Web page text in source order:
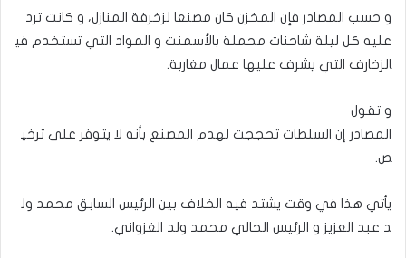
و حسب المصادر فإن المخزن كان مصنعا لزخرفة المنازل، و كانت ترد
عليه كل ليلة شاحنات محملة بالأسمنت و المواد التي تستخدم في
الزخارف
التي يشرف عليها عمال مغاربة.
و تقول
المصادر إن السلطات تحججت لهدم المصنع بأنه لا يتوفر على ترخي
ص.
يأتي هذا في وقت يشتد فيه الخلاف بين الرئيس السابق محمد ول
د عبد العزيز و الرئيس الحالي محمد ولد الغزواني.